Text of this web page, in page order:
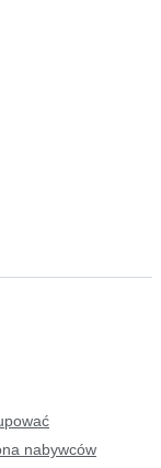
nabywców